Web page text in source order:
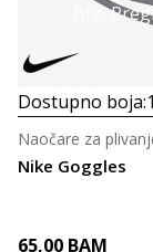
Brzi
Dostupno boja:1
Nike Goggles
65,00 BAM